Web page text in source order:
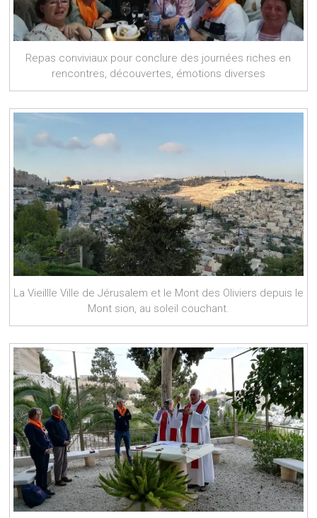
Repas conviviaux pour conclure des journées riches en
rencontres, découvertes, émotions diverses
La Vieillle Ville de Jérusalem et le Mont des Oliviers depuis le
Mont sion, au soleil couchant.